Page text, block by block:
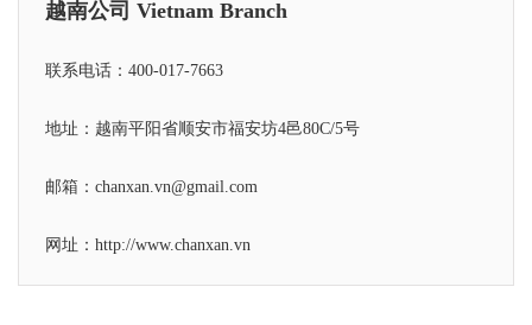
越南公司 Vietnam Branch
联系电话：400-017-7663
地址：越南平阳省顺安市福安坊4邑80C/5号
邮箱：chanxan.vn@gmail.com
网址：http://www.chanxan.vn